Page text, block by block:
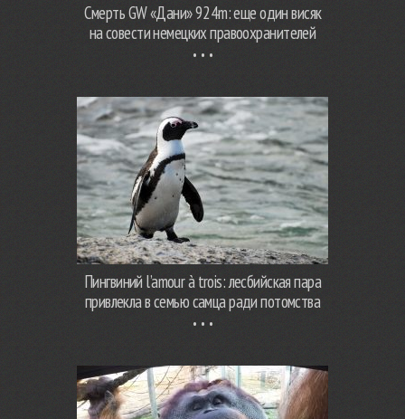
Смерть GW «Дани» 924m: еще один висяк
на совести немецких правоохранителей
Пингвиний l’amour à trois: лесбийская пара
привлекла в семью самца ради потомства